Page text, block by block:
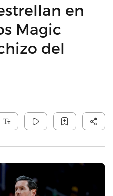
en
Magic
del